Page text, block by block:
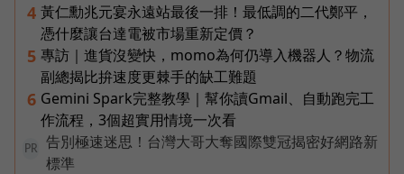
4 黃仁勳兆元宴永遠站最後一排！最低調的二代鄭平，
憑什麼讓台達電被市場重新定價？
5 專訪｜進貨沒變快，momo為何仍導入機器人？物流
副總揭比拚速度更棘手的缺工難題
6 Gemini Spark完整教學｜幫你讀Gmail、自動跑完工
作流程，3個超實用情境一次看
PR
告別極速迷思！台灣大哥大奪國際雙冠揭密好網路新
標準